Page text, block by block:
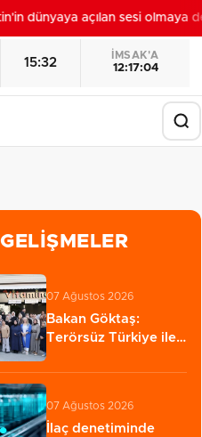
dünyaya açılan sesi olmaya
15:32
İMSAK'A
12:17:02
07 Ağustos 2026
Bakan Göktaş:
Terörsüz Türkiye ile
07 Ağustos 2026
İlaç denetiminde